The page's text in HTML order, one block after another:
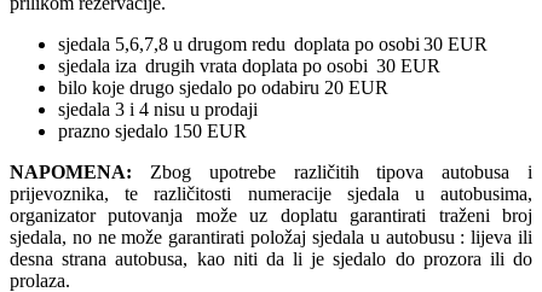
sjedala 5,6,7,8 u drugom redu doplata po osobi 30 EUR
sjedala iza drugih vrata doplata po osobi 30 EUR
bilo koje drugo sjedalo po odabiru 20 EUR
sjedala 3 i 4 nisu u prodaji
prazno sjedalo 150 EUR
NAPOMENA: Zbog upotrebe različitih tipova autobusa i
prijevoznika, te različitosti numeracije sjedala u autobusima,
organizator putovanja može uz doplatu garantirati traženi broj
sjedala, no ne može garantirati položaj sjedala u autobusu : lijeva ili
desna strana autobusa, kao niti da li je sjedalo do prozora ili do
prolaza.